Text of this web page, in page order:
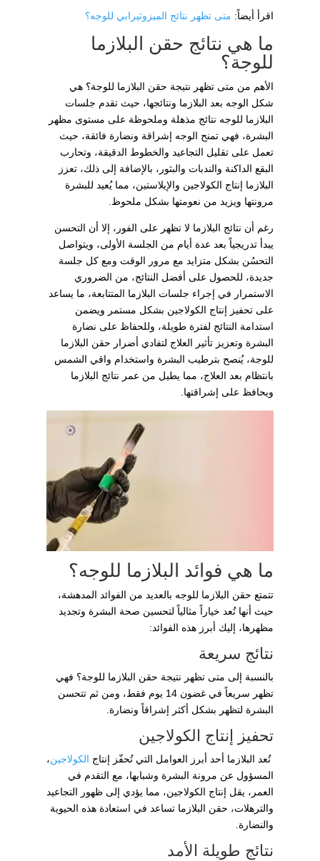
اقرأ أيضاً: متى تظهر نتائج الميزوثيرابي للوجه؟
ما هي نتائج حقن البلازما
للوجة؟
الأهم من متى تظهر نتيجة حقن البلازما للوجة؟ هي
شكل الوجه بعد البلازما ونتائجها، حيث تقدم جلسات
البلازما للوجه نتائج مذهلة وملحوظة على مستوى مظهر
البشرة، فهي تمنح الوجه إشراقة ونضارة فائقة، حيث
تعمل على تقليل التجاعيد والخطوط الدقيقة، وتحارب
البقع الداكنة والندبات والبثور، بالإضافة إلى ذلك، تعزز
البلازما إنتاج الكولاجين والإيلاستين، مما يُعيد للبشرة
مرونتها ويزيد من نعومتها بشكل ملحوظ.
رغم أن نتائج البلازما لا تظهر على الفور، إلا أن التحسن
يبدأ تدريجياً بعد عدة أيام من الجلسة الأولى، ويتواصل
التحسُن بشكل متزايد مع مرور الوقت ومع كل جلسة
جديدة، للحصول على أفضل النتائج، من الضروري
الاستمرار في إجراء جلسات البلازما المتتابعة، ما يساعد
على تحفيز إنتاج الكولاجين بشكل مستمر ويضمن
استدامة النتائج لفترة طويلة، وللحفاظ على نضارة
البشرة وتعزيز تأثير العلاج لتفادي أضرار حقن البلازما
للوجة، يُنصح بترطيب البشرة واستخدام واقي الشمس
بانتظام بعد العلاج، مما يطيل من عمر نتائج البلازما
ويحافظ على إشراقتها.
ما هي فوائد البلازما للوجه؟
تتمتع حقن البلازما للوجه بالعديد من الفوائد المدهشة،
حيث أنها تُعد خياراً مثالياً لتحسين صحة البشرة وتجديد
مظهرها، إليك أبرز هذه الفوائد:
نتائج سريعة
بالنسبة إلى متى تظهر نتيجة حقن البلازما للوجة؟ فهي
تظهر سريعاً في غضون 14 يوم فقط، ومن ثم تتحسن
البشرة لتظهر بشكل أكثر إشراقاً ونضارة.
تحفيز إنتاج الكولاجين
تُعد البلازما أحد أبرز العوامل التي تُحفّز إنتاج الكولاجين،
المسؤول عن مرونة البشرة وشبابها، مع التقدم في
العمر، يقل إنتاج الكولاجين، مما يؤدي إلى ظهور التجاعيد
والترهلات، حقن البلازما تساعد في استعادة هذه الحيوية
والنضارة.
نتائج طويلة الأمد